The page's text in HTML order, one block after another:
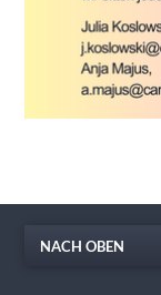
NACH OBEN